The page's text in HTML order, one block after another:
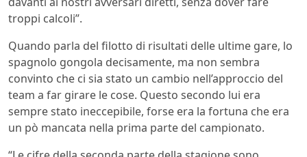
troppi calcoli”.
Quando parla del filotto di risultati delle ultime gare, lo
spagnolo gongola decisamente, ma non sembra
convinto che ci sia stato un cambio nell’approccio del
team a far girare le cose. Questo secondo lui era
sempre stato ineccepibile, forse era la fortuna che era
un pò mancata nella prima parte del campionato.